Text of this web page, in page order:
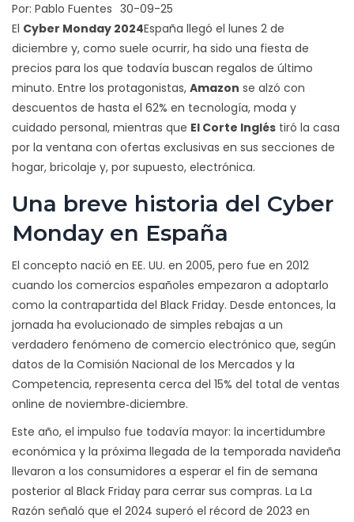
Por: Pablo Fuentes 30-09-25
El Cyber Monday 2024España llegó el lunes 2 de
diciembre y, como suele ocurrir, ha sido una fiesta de
precios para los que todavía buscan regalos de último
minuto. Entre los protagonistas, Amazon se alzó con
descuentos de hasta el 62% en tecnología, moda y
cuidado personal, mientras que El Corte Inglés tiró la casa
por la ventana con ofertas exclusivas en sus secciones de
hogar, bricolaje y, por supuesto, electrónica.
Una breve historia del Cyber
Monday en España
El concepto nació en EE. UU. en 2005, pero fue en 2012
cuando los comercios españoles empezaron a adoptarlo
como la contrapartida del Black Friday. Desde entonces, la
jornada ha evolucionado de simples rebajas a un
verdadero fenómeno de comercio electrónico que, según
datos de la Comisión Nacional de los Mercados y la
Competencia, representa cerca del 15% del total de ventas
online de noviembre‑diciembre.
Este año, el impulso fue todavía mayor: la incertidumbre
económica y la próxima llegada de la temporada navideña
llevaron a los consumidores a esperar el fin de semana
posterior al Black Friday para cerrar sus compras. La La
Razón señaló que el 2024 superó el récord de 2023 en